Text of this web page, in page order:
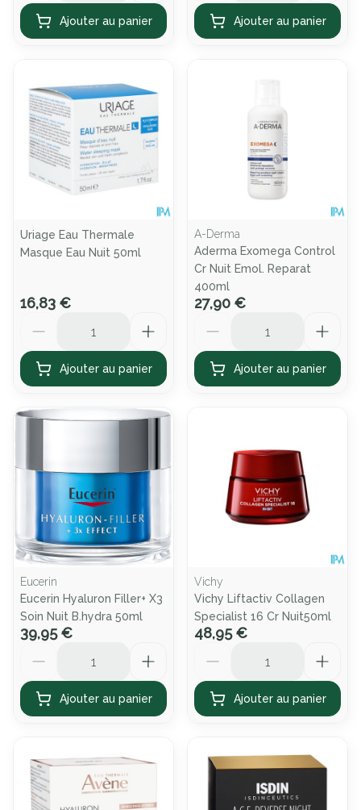
Ajouter au panier Ajouter au panier
Uriage Eau Thermale
Masque Eau Nuit 50ml
16,83 €
Ajouter au panier
A-Derma
Aderma Exomega Control
Cr Nuit Emol. Reparat
400ml
27,90 €
Ajouter au panier
Eucerin
Eucerin Hyaluron Filler+ X3
Soin Nuit B.hydra 50ml
39,95 €
Ajouter au panier
Vichy
Vichy Liftactiv Collagen
Specialist 16 Cr Nuit50ml
48,95 €
Ajouter au panier